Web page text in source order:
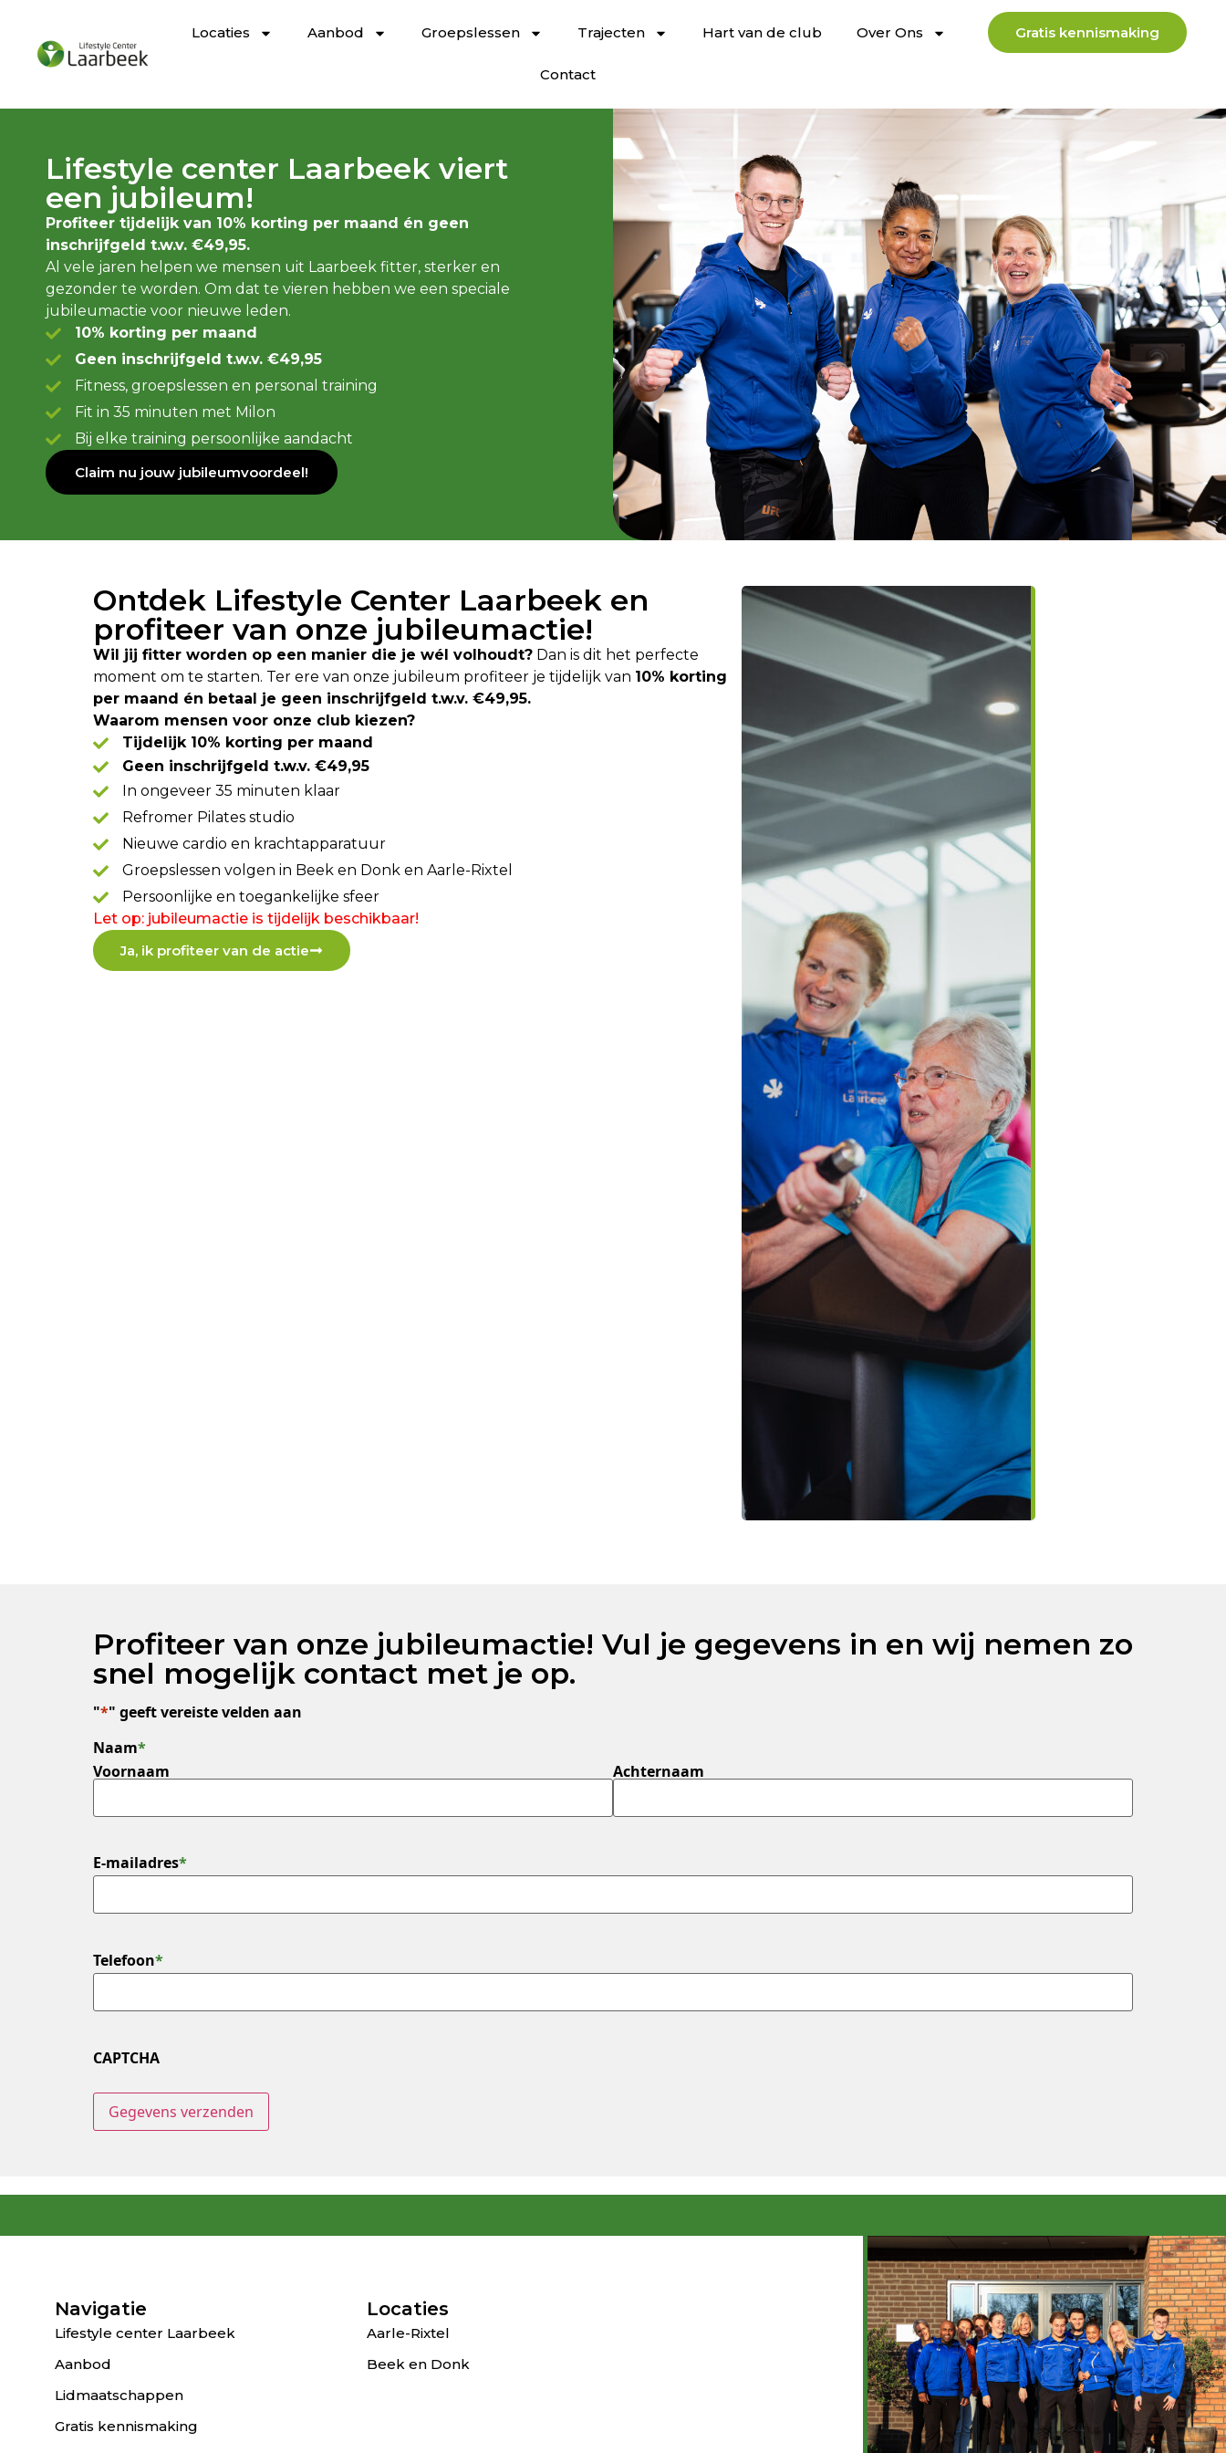
Locaties Aanbod Groepslessen Trajecten Hart van de club Over Ons
Contact
Gratis kennismaking
Lifestyle center Laarbeek viert
een jubileum!
Profiteer tijdelijk van 10% korting per maand én geen
inschrijfgeld t.w.v. €49,95.
Al vele jaren helpen we mensen uit Laarbeek fitter, sterker en
gezonder te worden. Om dat te vieren hebben we een speciale
jubileumactie voor nieuwe leden.
10% korting per maand
Geen inschrijfgeld t.w.v. €49,95
Fitness, groepslessen en personal training
Fit in 35 minuten met Milon
Bij elke training persoonlijke aandacht
Claim nu jouw jubileumvoordeel!
Ontdek Lifestyle Center Laarbeek en
profiteer van onze jubileumactie!
Wil jij fitter worden op een manier die je wél volhoudt? Dan is dit het perfecte
moment om te starten. Ter ere van onze jubileum profiteer je tijdelijk van 10% korting
per maand én betaal je geen inschrijfgeld t.w.v. €49,95.
Waarom mensen voor onze club kiezen?
Tijdelijk 10% korting per maand
Geen inschrijfgeld t.w.v. €49,95
In ongeveer 35 minuten klaar
Refromer Pilates studio
Nieuwe cardio en krachtapparatuur
Groepslessen volgen in Beek en Donk en Aarle-Rixtel
Persoonlijke en toegankelijke sfeer
Let op: jubileumactie is tijdelijk beschikbaar!
Ja, ik profiteer van de actie
Profiteer van onze jubileumactie! Vul je gegevens in en wij nemen zo
snel mogelijk contact met je op.
"*" geeft vereiste velden aan
Naam*
Voornaam
Achternaam
E-mailadres*
Telefoon*
CAPTCHA
Navigatie
Lifestyle center Laarbeek
Aanbod
Lidmaatschappen
Gratis kennismaking
Locaties
Aarle-Rixtel
Beek en Donk